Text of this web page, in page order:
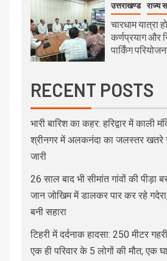
उत्तराखण्ड राज्य
चारधाम यात्रा
कर्णप्रयाग और
पार्किंग
RECENT POSTS
भारी बारिश का कहर: हरिद्वार में काली
श्रीनगर में अलकनंदा का जलस्तर खतरे
जारी
26 साल बाद भी सीमांत गांवों की पीड़ा
जान जोखिम में डालकर पार कर रहे
बनी सहारा
टिहरी में दर्दनाक हादसा: 250 मीटर
एक ही परिवार के 5 लोगों की मौत; एक